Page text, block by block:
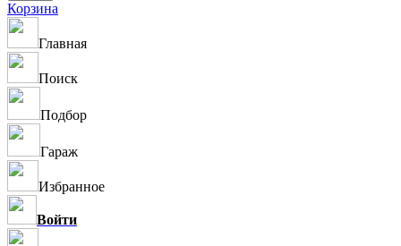
Корзина
Главная
Поиск
Подбор
Гараж
Избранное
Войти